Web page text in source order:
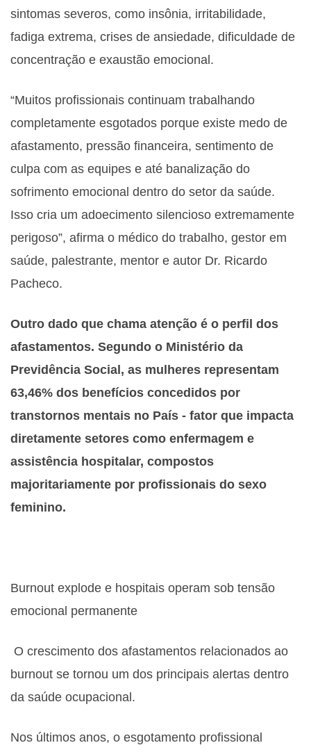
sintomas severos, como insônia, irritabilidade,
fadiga extrema, crises de ansiedade, dificuldade de
concentração e exaustão emocional.
“Muitos profissionais continuam trabalhando
completamente esgotados porque existe medo de
afastamento, pressão financeira, sentimento de
culpa com as equipes e até banalização do
sofrimento emocional dentro do setor da saúde.
Isso cria um adoecimento silencioso extremamente
perigoso”, afirma o médico do trabalho, gestor em
saúde, palestrante, mentor e autor Dr. Ricardo
Pacheco.
Outro dado que chama atenção é o perfil dos
afastamentos. Segundo o Ministério da
Previdência Social, as mulheres representam
63,46% dos benefícios concedidos por
transtornos mentais no País - fator que impacta
diretamente setores como enfermagem e
assistência hospitalar, compostos
majoritariamente por profissionais do sexo
feminino.
Burnout explode e hospitais operam sob tensão
emocional permanente
O crescimento dos afastamentos relacionados ao
burnout se tornou um dos principais alertas dentro
da saúde ocupacional.
Nos últimos anos, o esgotamento profissional